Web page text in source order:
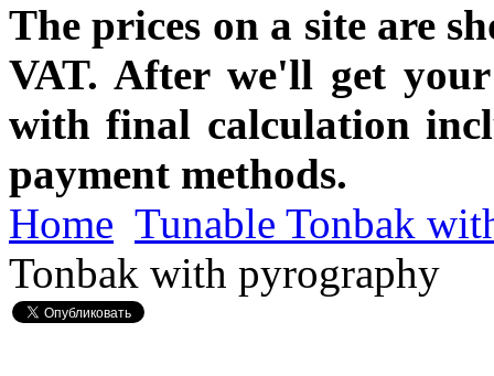
The prices on a site are
VAT. After we'll get
with final calculation
payment methods.
Home Tunable Tonbak
Tonbak with pyrography